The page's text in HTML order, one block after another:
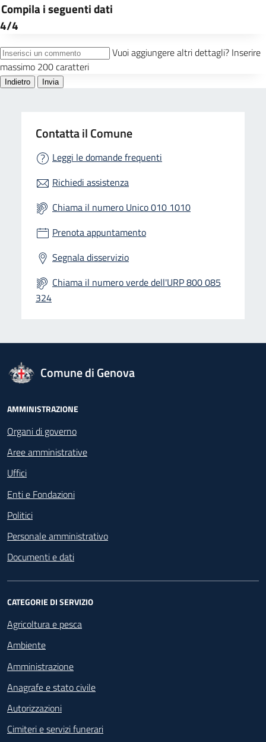
Contatta il Comune
Leggi le domande frequenti
Richiedi assistenza
Chiama il numero Unico 010 1010
Prenota appuntamento
Segnala disservizio
Chiama il numero verde dell'URP 800 085
324
logo Unione Europea
Comune di Genova
Footer - Navigazione
AMMINISTRAZIONE
Organi di governo
Aree amministrative
Uffici
Enti e Fondazioni
Politici
Personale amministrativo
Documenti e dati
CATEGORIE DI SERVIZIO
Agricoltura e pesca
Ambiente
Amministrazione
Anagrafe e stato civile
Autorizzazioni
Cimiteri e servizi funerari